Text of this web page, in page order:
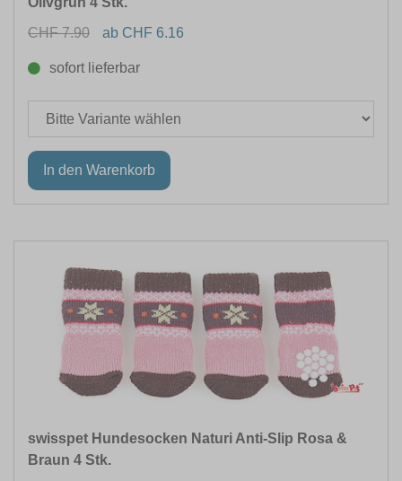
CHF 7.90
ab CHF 6.16
sofort lieferbar
swisspet Hundesocken Naturi Anti-Slip Rosa &
Braun 4 Stk.